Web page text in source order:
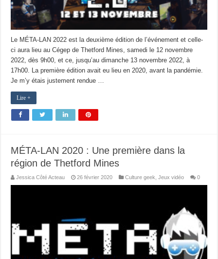
Le MÉTA-LAN 2022 est la deuxième édition de l’événement et celle-
ci aura lieu au Cégep de Thetford Mines, samedi le 12 novembre
2022, dès 9h00, et ce, jusqu’au dimanche 13 novembre 2022, à
17h00. La première édition avait eu lieu en 2020, avant la pandémie.
Je m’y étais justement rendue …
Lire +
MÉTA-LAN 2020 : Une première dans la
région de Thetford Mines
Jessica Côté Acteau 26 février 2020 Culture geek ,Jeux vidéo 0